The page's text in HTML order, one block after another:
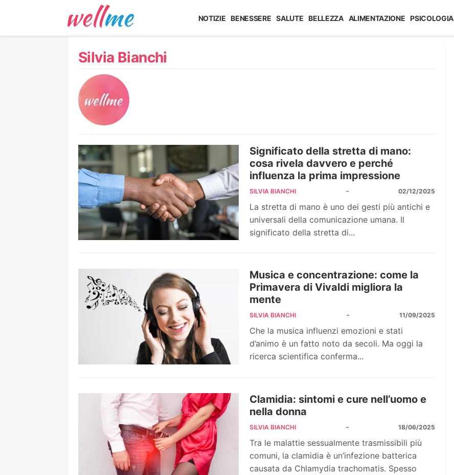
NOTIZIE BENESSERE SALUTE BELLEZZA ALIMENTAZIONE PSICOLOGIA
Silvia Bianchi
Significato della stretta di mano:
cosa rivela davvero e perché
influenza la prima impressione
SILVIA BIANCHI - 02/12/2025
La stretta di mano è uno dei gesti più antichi e
universali della comunicazione umana. Il
significato della stretta di...
Musica e concentrazione: come la
Primavera di Vivaldi migliora la
mente
SILVIA BIANCHI - 11/09/2025
Che la musica influenzi emozioni e stati
d’animo è un fatto noto da secoli. Ma oggi la
ricerca scientifica conferma...
Clamidia: sintomi e cure nell’uomo e
nella donna
SILVIA BIANCHI - 18/06/2025
Tra le malattie sessualmente trasmissibili più
comuni, la clamidia è un’infezione batterica
causata da Chlamydia trachomatis. Spesso